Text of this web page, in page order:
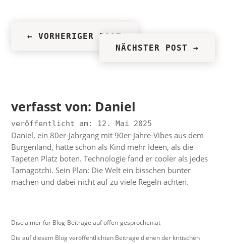
←VORHERIGER POST
NÄCHSTER POST →
verfasst von: Daniel
veröffentlicht am: 12. Mai 2025
Daniel, ein 80er-Jahrgang mit 90er-Jahre-Vibes aus dem
Burgenland, hatte schon als Kind mehr Ideen, als die
Tapeten Platz boten. Technologie fand er cooler als jedes
Tamagotchi. Sein Plan: Die Welt ein bisschen bunter
machen und dabei nicht auf zu viele Regeln achten.
Disclaimer für Blog-Beiträge auf offen-gesprochen.at
Die auf diesem Blog veröffentlichten Beiträge dienen der kritischen